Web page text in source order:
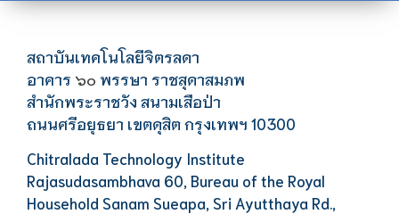
สถาบันเทคโนโลยีจิตรลดา
อาคาร ๖๐ พรรษา ราชสุดาสมภพ
สำนักพระราชวัง สนามเสือป่า
ถนนศรีอยุธยา เขตดุสิต กรุงเทพฯ 10300
Chitralada Technology Institute
Rajasudasambhava 60, Bureau of the Royal
Household Sanam Sueapa, Sri Ayutthaya Rd.,